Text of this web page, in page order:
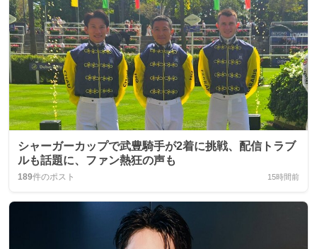
シャーガーカップで武豊騎手が2着に挑戦、配信トラブ
ルも話題に、ファン熱狂の声も
189件のポスト 15時間前